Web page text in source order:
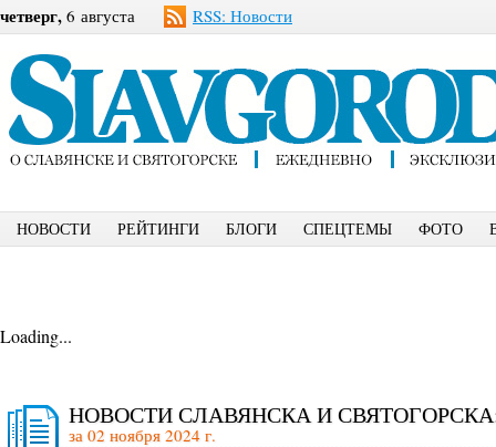
четверг, 6 августа RSS: Новости
НОВОСТИ РЕЙТИНГИ БЛОГИ СПЕЦТЕМЫ ФОТО
Loading...
НОВОСТИ СЛАВЯНСКА И
за 02 ноября 2024 г.